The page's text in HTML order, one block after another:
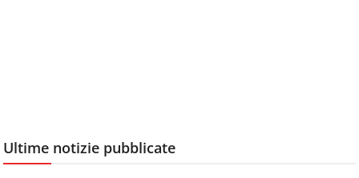
Ultime notizie pubblicate